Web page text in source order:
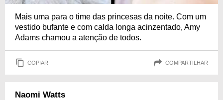
Mais uma para o time das princesas da noite. Com um
vestido bufante e com calda longa acinzentado, Amy
Adams chamou a atenção de todos.
COPIAR COMPARTILHAR
Naomi Watts